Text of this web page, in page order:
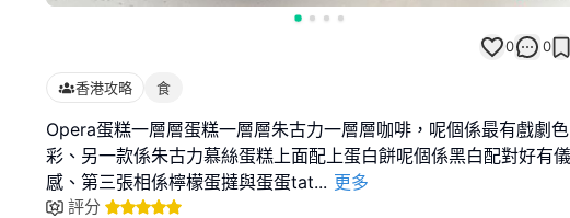
0 0
香港攻略 食
Opera蛋糕一層層蛋糕一層層朱古力一層層咖啡，呢個係最有戲劇色
彩、另一款係朱古力慕絲蛋糕上面配上蛋白餅呢個係黑白配對好有
感、第三張相係檸檬蛋撻與蛋蛋tat... 更多
評分